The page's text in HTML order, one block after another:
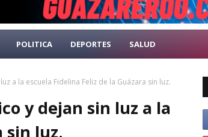
POLITICA DEPORTES SALUD
a la escuela Fidelina Feliz de la Guázara sin luz.
y dejan sin luz a la
sin luz.